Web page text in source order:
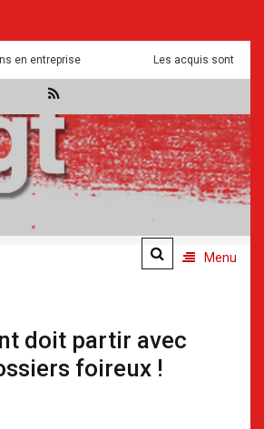
entreprise Les acquis sont mis a
Menu
doit partir avec
foireux !